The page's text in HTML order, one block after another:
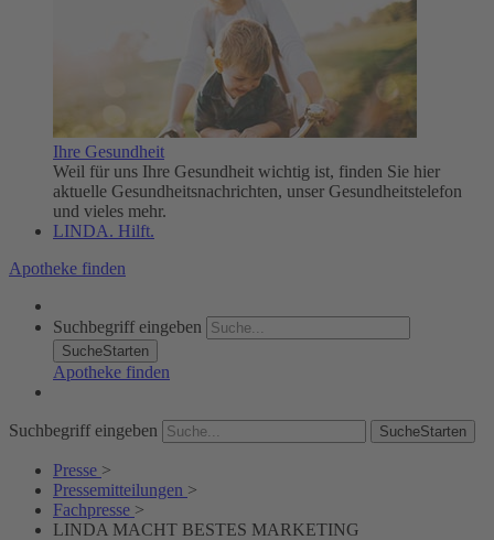
Ihre Gesundheit
Weil für uns Ihre Gesundheit wichtig ist, finden Sie hier
aktuelle Gesundheitsnachrichten, unser Gesundheitstelefon
und vieles mehr.
LINDA. Hilft.
Apotheke finden
Suchbegriff eingeben
SucheStarten
Apotheke finden
Suchbegriff eingeben SucheStarten
Presse >
Pressemitteilungen >
Fachpresse >
LINDA MACHT BESTES MARKETING